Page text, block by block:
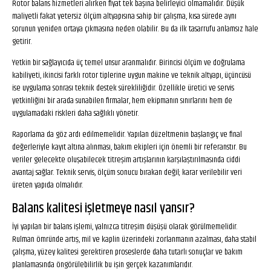
Rotor balans hizmetleri alırken fiyat tek başına belirleyici olmamalıdır. Düşük
maliyetli fakat yetersiz ölçüm altyapısına sahip bir çalışma, kısa sürede aynı
sorunun yeniden ortaya çıkmasına neden olabilir. Bu da ilk tasarrufu anlamsız hale
getirir.
Yetkin bir sağlayıcıda üç temel unsur aranmalıdır. Birincisi ölçüm ve doğrulama
kabiliyeti, ikincisi farklı rotor tiplerine uygun makine ve teknik altyapı, üçüncüsü
ise uygulama sonrası teknik destek sürekliliğidir. Özellikle üretici ve servis
yetkinliğini bir arada sunabilen firmalar, hem ekipmanın sınırlarını hem de
uygulamadaki riskleri daha sağlıklı yönetir.
Raporlama da göz ardı edilmemelidir. Yapılan düzeltmenin başlangıç ve final
değerleriyle kayıt altına alınması, bakım ekipleri için önemli bir referanstır. Bu
veriler gelecekte oluşabilecek titreşim artışlarının karşılaştırılmasında ciddi
avantaj sağlar. Teknik servis, ölçüm sonucu bırakan değil; karar verilebilir veri
üreten yapıda olmalıdır.
Balans kalitesi işletmeye nasıl yansır?
İyi yapılan bir balans işlemi, yalnızca titreşim düşüşü olarak görülmemelidir.
Rulman ömründe artış, mil ve kaplin üzerindeki zorlanmanın azalması, daha stabil
çalışma, yüzey kalitesi gerektiren proseslerde daha tutarlı sonuçlar ve bakım
planlamasında öngörülebilirlik bu işin gerçek kazanımlarıdır.